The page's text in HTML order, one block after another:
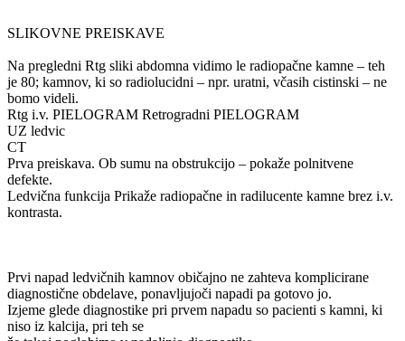
SLIKOVNE PREISKAVE
Na pregledni Rtg sliki abdomna vidimo le radiopačne kamne – teh
je 80; kamnov, ki so radiolucidni – npr. uratni, včasih cistinski – ne
bomo videli.
Rtg i.v. PIELOGRAM Retrogradni PIELOGRAM
UZ ledvic
CT
Prva preiskava. Ob sumu na obstrukcijo – pokaže polnitvene
defekte.
Ledvična funkcija Prikaže radiopačne in radilucente kamne brez i.v.
kontrasta.
Prvi napad ledvičnih kamnov običajno ne zahteva komplicirane
diagnostične obdelave, ponavljujoči napadi pa gotovo jo.
Izjeme glede diagnostike pri prvem napadu so pacienti s kamni, ki
niso iz kalcija, pri teh se